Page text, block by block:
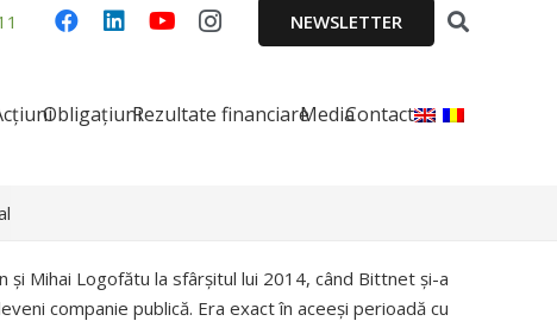
NEWSLETTER
ObligațiuniRezultate financiareMediaContact
și Mihai Logofătu la sfârșitul lui 2014, când Bittnet și-a
companie publică. Era exact în aceeși perioadă cu